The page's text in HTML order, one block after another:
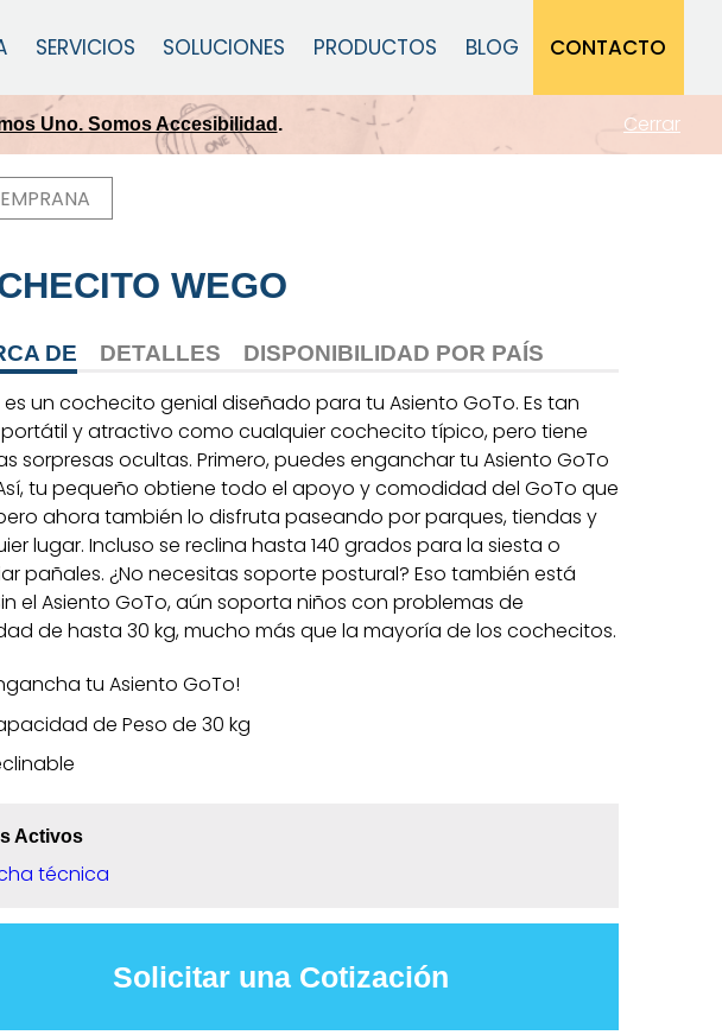
SERVICIOS SOLUCIONES PRODUCTOS BLOG CONTACTO
Uno. Somos Accesibilidad . Cerrar
WEGO
DE
es un cochecito genial diseñado para tu Asiento GoTo. Es tan
portátil y atractivo como cualquier cochecito típico, pero tiene
sorpresas ocultas. Primero, puedes enganchar tu Asiento GoTo
tu pequeño obtiene todo el apoyo y comodidad del GoTo que
ahora también lo disfruta paseando por parques, tiendas y
lugar. Incluso se reclina hasta 140 grados para la siesta o
pañales. ¿No necesitas soporte postural? Eso también está
el Asiento GoTo, aún soporta niños con problemas de
de hasta 30 kg, mucho más que la mayoría de los cochecitos.
tu Asiento GoTo!
de Peso de 30 kg
Activos
técnica
Solicitar una Cotización
DETALLES DISPONIBILIDAD POR PAÍS